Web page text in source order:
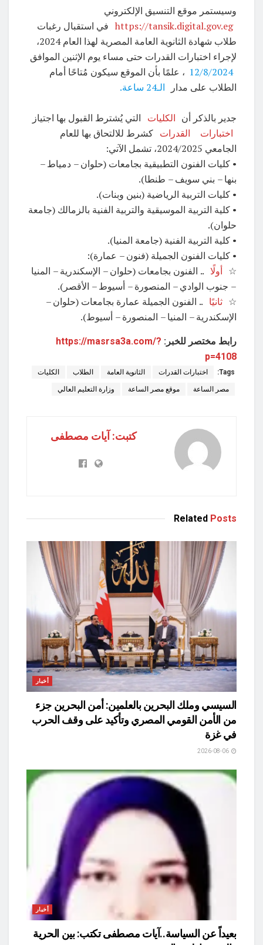
وسيستمر موقع التنسيق الإلكتروني
https://tansik.digital.gov.eg في استقبال رغبات
طلاب شهادة الثانوية العامة المصرية لهذا العام 2024،
لإجراء اختبارات القدرات حتى مساء يوم الإثنين الموافق
12/8/2024 ، علمًا بأن الموقع سيكون مُتاحًا أمام
الطلاب على مدار
الـ24 ساعة.
جدير بالذكر أن الكليات التي يُشترط القبول بها اجتياز
اختبارات
القدرات كشرط للالتحاق بها للعام
الجامعي 2024/2025، تشمل الآتي:
• كليات الفنون التطبيقية بجامعات (حلوان – دمياط –
بنها – بني سويف – طنطا).
• كليات التربية الرياضية (بنين وبنات).
• كلية التربية الموسيقية والتربية الفنية بالزمالك (جامعة
حلوان).
• كلية التربية الفنية (جامعة المنيا).
• كليات الفنون الجميلة (فنون – عمارة):
☆ أولًا .. الفنون بجامعات (حلوان – الإسكندرية – المنيا
– جنوب الوادي – المنصورة – أسيوط – الأقصر).
☆ ثانيًا .. الفنون الجميلة عمارة بجامعات (حلوان –
الإسكندرية – المنيا – المنصورة – أسيوط).
رابط مختصر للخبر: https://masrsa3a.com/?
p=4108
Tags: اختبارات القدرات الثانوية العامة الطلاب الكليات
مصر الساعة موقع مصر الساعة وزارة التعليم العالي
كتبت: آيات مصطفى
Related Posts
أخبار
السيسي وملك البحرين بالعلمين: أمن البحرين جزء
من الأمن القومي المصري وتأكيد على وقف الحرب
في غزة
أخبار
بعيداً عن السياسة..آيات مصطفى تكتب: بين الحرية